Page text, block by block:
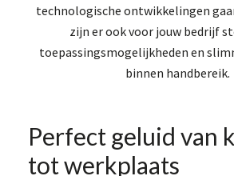
technologische ontwikkelingen
zijn er ook voor jouw bedrijf
toepassingsmogelijkheden en
binnen handbereik.
Perfect geluid van
tot werkplaats